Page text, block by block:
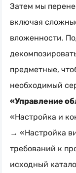
Затем мы
включая
вложенности.
предметные,
необходимый
«Управление
«Настройка и
→ «Настройка
требований к
исходный